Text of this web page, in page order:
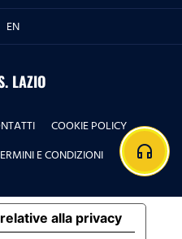
EN
LAZIO
COOKIE POLICY
E CONDIZIONI headphones
alla privacy